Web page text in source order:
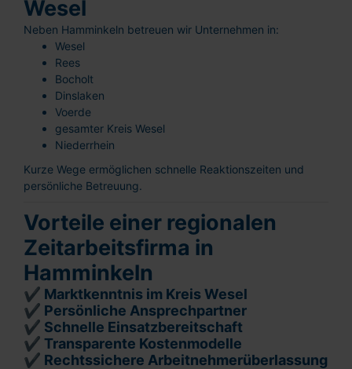
Wesel
Neben Hamminkeln betreuen wir Unternehmen in:
Wesel
Rees
Bocholt
Dinslaken
Voerde
gesamter Kreis Wesel
Niederrhein
Kurze Wege ermöglichen schnelle Reaktionszeiten und
persönliche Betreuung.
Vorteile einer regionalen
Zeitarbeitsfirma in
Hamminkeln
✔ Marktkenntnis im Kreis Wesel
✔ Persönliche Ansprechpartner
✔ Schnelle Einsatzbereitschaft
✔ Transparente Kostenmodelle
✔ Rechtssichere Arbeitnehmerüberlassung